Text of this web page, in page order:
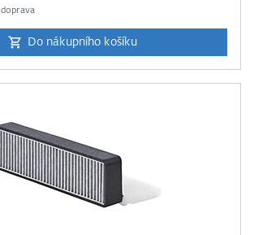
doprava
Do nákupního košíku